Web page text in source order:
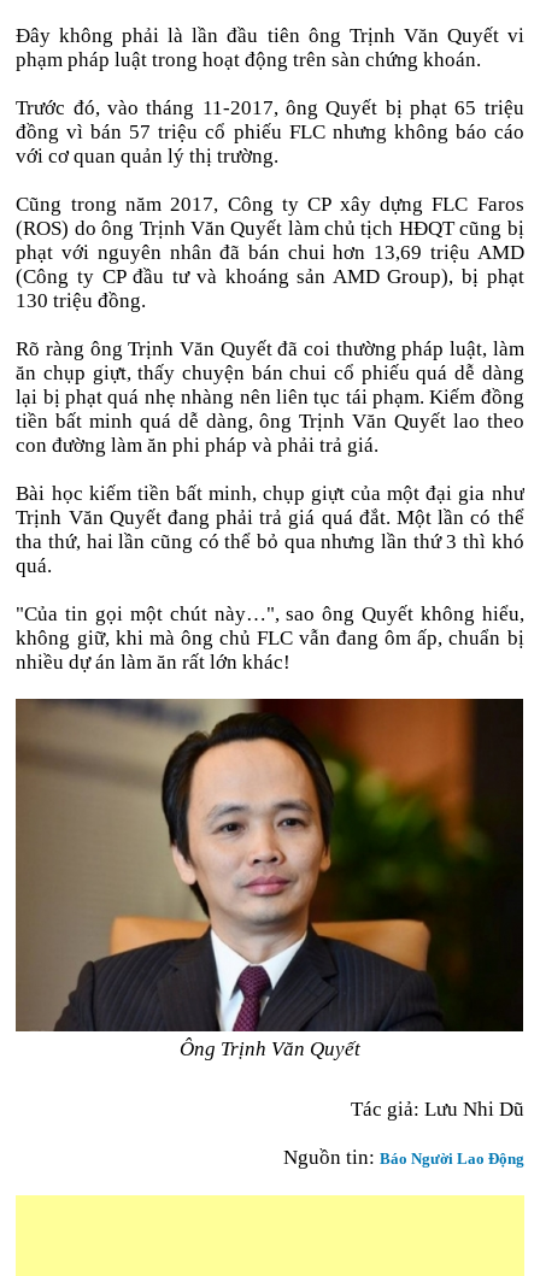
Đây không phải là lần đầu tiên ông Trịnh Văn Quyết vi
phạm pháp luật trong hoạt động trên sàn chứng khoán.
Trước đó, vào tháng 11-2017, ông Quyết bị phạt 65 triệu
đồng vì bán 57 triệu cổ phiếu FLC nhưng không báo cáo
với cơ quan quản lý thị trường.
Cũng trong năm 2017, Công ty CP xây dựng FLC Faros
(ROS) do ông Trịnh Văn Quyết làm chủ tịch HĐQT cũng bị
phạt với nguyên nhân đã bán chui hơn 13,69 triệu AMD
(Công ty CP đầu tư và khoáng sản AMD Group), bị phạt
130 triệu đồng.
Rõ ràng ông Trịnh Văn Quyết đã coi thường pháp luật, làm
ăn chụp giựt, thấy chuyện bán chui cổ phiếu quá dễ dàng
lại bị phạt quá nhẹ nhàng nên liên tục tái phạm. Kiếm đồng
tiền bất minh quá dễ dàng, ông Trịnh Văn Quyết lao theo
con đường làm ăn phi pháp và phải trả giá.
Bài học kiếm tiền bất minh, chụp giựt của một đại gia như
Trịnh Văn Quyết đang phải trả giá quá đắt. Một lần có thể
tha thứ, hai lần cũng có thể bỏ qua nhưng lần thứ 3 thì khó
quá.
"Của tin gọi một chút này…", sao ông Quyết không hiểu,
không giữ, khi mà ông chủ FLC vẫn đang ôm ấp, chuẩn bị
nhiều dự án làm ăn rất lớn khác!
Ông Trịnh Văn Quyết
Tác giả: Lưu Nhi Dũ
Nguồn tin: Báo Người Lao Động